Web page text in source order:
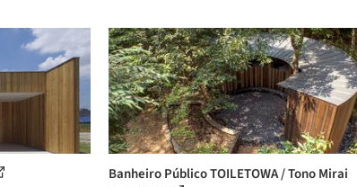
Banheiro Público TOILETOWA / Tono Mirai